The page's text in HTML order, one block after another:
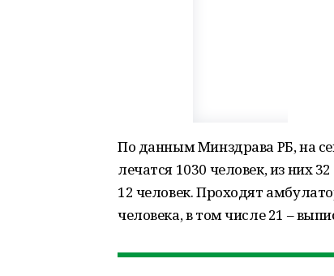
По данным Минздрава РБ, на
лечатся 1030 человек, из них
12 человек. Проходят
человека, в том числе 21 –